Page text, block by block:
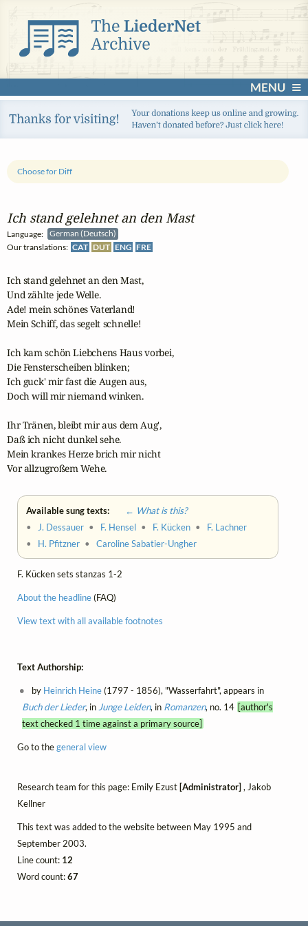
MENU
Ich stand gelehnet an den Mast
Language:
German (Deutsch)
Our translations: CAT DUT ENG FRE
Choose for Diff
Ich stand gelehnet an den Mast,
Und zählte jede Welle.
Ade! mein schönes Vaterland!
Mein Schiff, das segelt schnelle!
Ich kam schön Liebchens Haus vorbei,
Die Fensterscheiben blinken;
Ich guck' mir fast die Augen aus,
Doch will mir niemand winken.
Ihr Tränen, bleibt mir aus dem Aug',
Daß ich nicht dunkel sehe.
Mein krankes Herze brich mir nicht
Vor allzugroßem Wehe.
Available sung texts:
← What is this?
•
J. Dessauer • F. Hensel • F. Kücken • F. Lachner
• H. Pfitzner •Caroline Sabatier-Ungher
F. Kücken sets stanzas 1-2
About the headline(FAQ)
View text with all available footnotes
Text Authorship:
by Heinrich Heine(1797 - 1856), "Wasserfahrt", appears in
Buch der Lieder, in Junge Leiden, in Romanzen, no. 14 [author's
text checked 1 time against a primary source]
Go to thegeneral view
Research team for this page: Emily Ezust [Administrator] , Jakob
Kellner
This text was added to the website between May 1995 and
September 2003.
Line count: 12
Word count:67